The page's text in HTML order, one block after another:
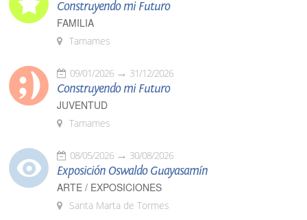
Construyendo mi Futuro
FAMILIA
Tamames
09/01/2026 31/12/2026
Construyendo mi Futuro
JUVENTUD
Tamames
08/05/2026 30/08/2026
Exposición Oswaldo Guayasamín
ARTE / EXPOSICIONES
Santa Marta de Tormes